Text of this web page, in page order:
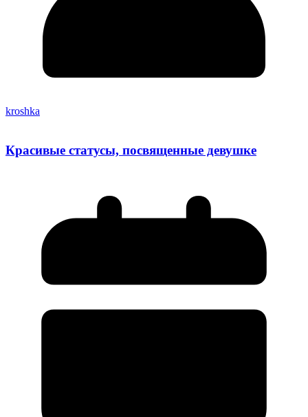
kroshka
Красивые статусы, посвященные девушке